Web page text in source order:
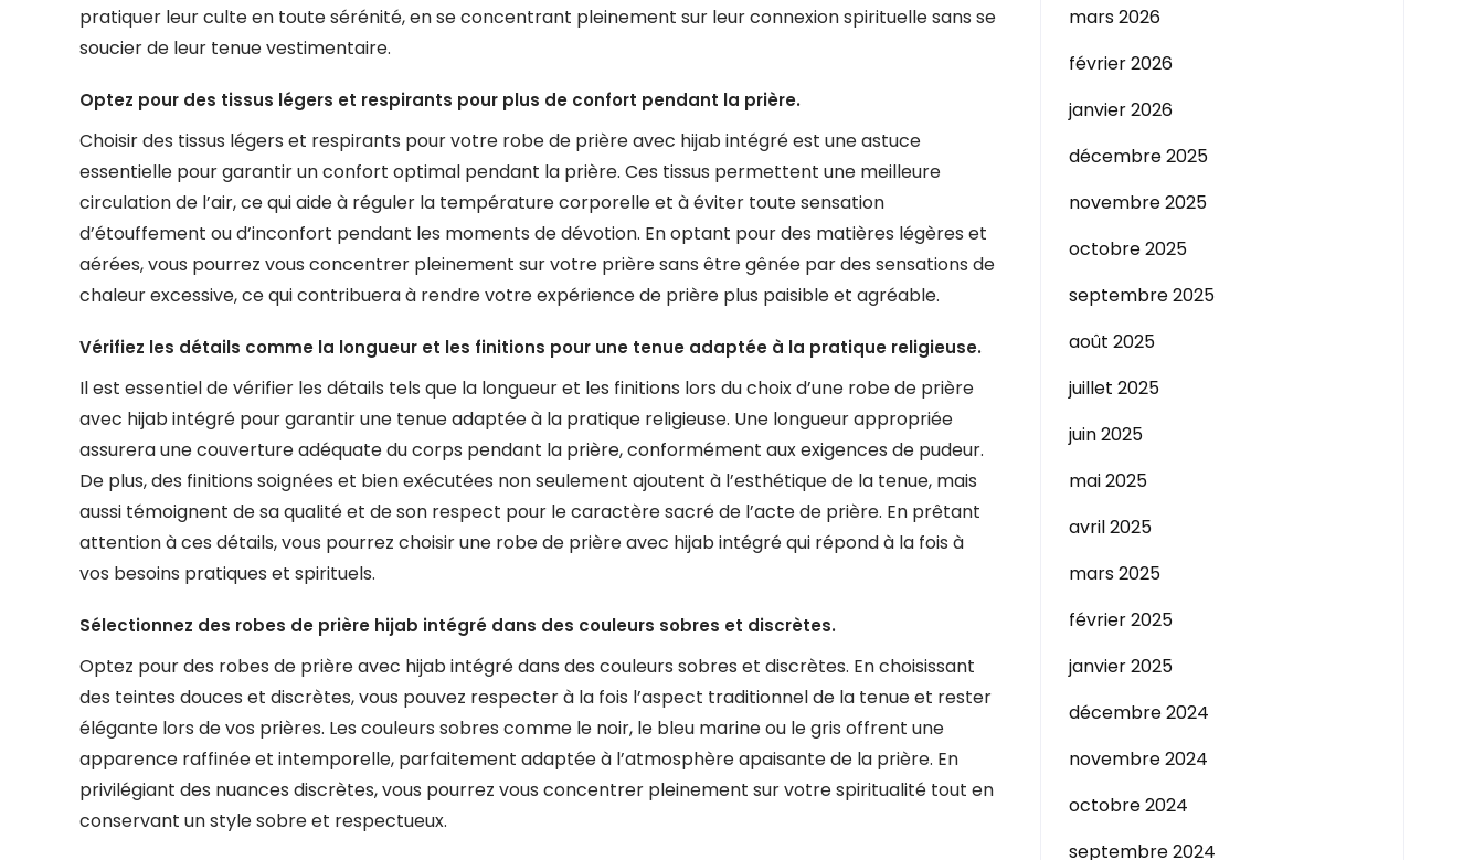
pratiquer leur culte en toute sérénité, en se concentrant pleinement sur leur connexion spirituelle sans se
soucier de leur tenue vestimentaire.
Optez pour des tissus légers et respirants pour plus de confort pendant la prière.
Choisir des tissus légers et respirants pour votre robe de prière avec hijab intégré est une astuce
essentielle pour garantir un confort optimal pendant la prière. Ces tissus permettent une meilleure
circulation de l’air, ce qui aide à réguler la température corporelle et à éviter toute sensation
d’étouffement ou d’inconfort pendant les moments de dévotion. En optant pour des matières légères et
aérées, vous pourrez vous concentrer pleinement sur votre prière sans être gênée par des sensations de
chaleur excessive, ce qui contribuera à rendre votre expérience de prière plus paisible et agréable.
Vérifiez les détails comme la longueur et les finitions pour une tenue adaptée à la pratique religieuse.
Il est essentiel de vérifier les détails tels que la longueur et les finitions lors du choix d’une robe de prière
avec hijab intégré pour garantir une tenue adaptée à la pratique religieuse. Une longueur appropriée
assurera une couverture adéquate du corps pendant la prière, conformément aux exigences de pudeur.
De plus, des finitions soignées et bien exécutées non seulement ajoutent à l’esthétique de la tenue, mais
aussi témoignent de sa qualité et de son respect pour le caractère sacré de l’acte de prière. En prêtant
attention à ces détails, vous pourrez choisir une robe de prière avec hijab intégré qui répond à la fois à
vos besoins pratiques et spirituels.
Sélectionnez des robes de prière hijab intégré dans des couleurs sobres et discrètes.
Optez pour des robes de prière avec hijab intégré dans des couleurs sobres et discrètes. En choisissant
des teintes douces et discrètes, vous pouvez respecter à la fois l’aspect traditionnel de la tenue et rester
élégante lors de vos prières. Les couleurs sobres comme le noir, le bleu marine ou le gris offrent une
apparence raffinée et intemporelle, parfaitement adaptée à l’atmosphère apaisante de la prière. En
privilégiant des nuances discrètes, vous pourrez vous concentrer pleinement sur votre spiritualité tout en
conservant un style sobre et respectueux.
mars 2026
février 2026
janvier 2026
décembre 2025
novembre 2025
octobre 2025
septembre 2025
août 2025
juillet 2025
juin 2025
mai 2025
avril 2025
mars 2025
février 2025
janvier 2025
décembre 2024
novembre 2024
octobre 2024
septembre 2024